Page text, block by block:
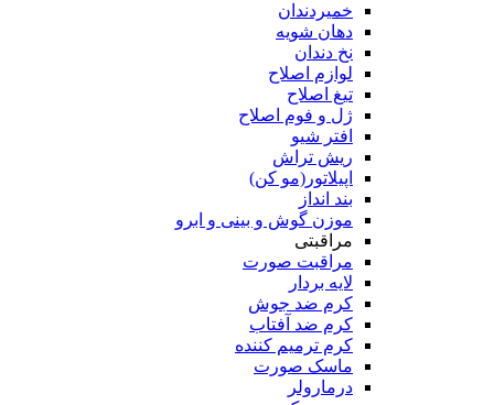
خمیردندان
دهان شویه
نخ دندان
لوازم اصلاح
تیغ اصلاح
ژل و فوم اصلاح
افتر شیو
ریش تراش
اپیلاتور(مو کن)
بند انداز
موزن گوش و بینی و ابرو
مراقبتی
مراقبت صورت
لایه بردار
کرم ضد جوش
کرم ضد آفتاب
کرم ترمیم کننده
ماسک صورت
درمارولر